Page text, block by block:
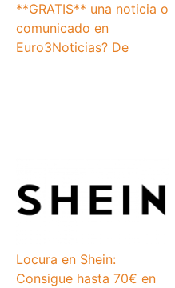
**GRATIS** una noticia o
comunicado en
Euro3Noticias? De
Locura en Shein:
Consigue hasta 70€ en